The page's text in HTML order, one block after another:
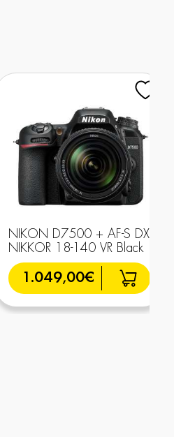
NIKON D7500 + AF-S DX
NIKKOR 18-140 VR Black
1.049,00€